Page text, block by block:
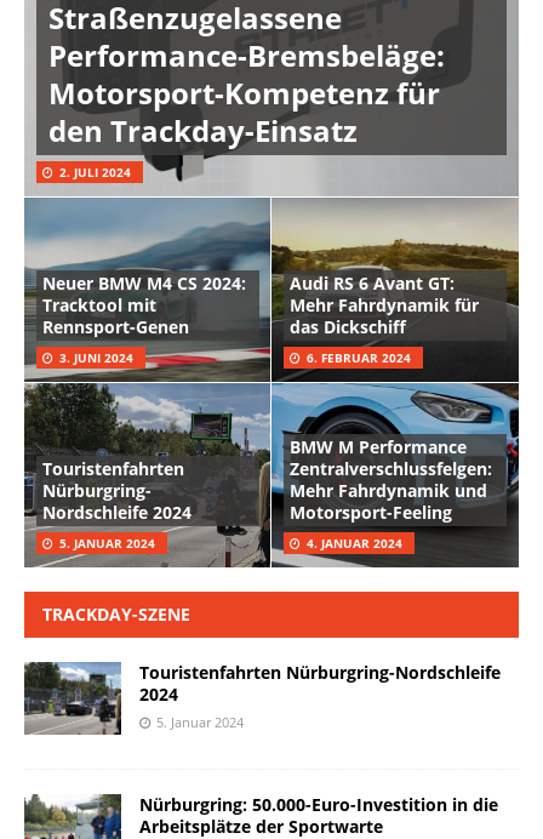
Straßenzugelassene
Performance-Bremsbeläge:
Motorsport-Kompetenz für
den Trackday-Einsatz
2. JULI 2024
Neuer BMW M4 CS 2024:
Tracktool mit
Rennsport-Genen
3. JUNI 2024
Audi RS 6 Avant GT:
Mehr Fahrdynamik für
das Dickschiff
6. FEBRUAR 2024
Touristenfahrten
Nürburgring-
Nordschleife 2024
5. JANUAR 2024
BMW M Performance
Zentralverschlussfelgen:
Mehr Fahrdynamik und
Motorsport-Feeling
4. JANUAR 2024
TRACKDAY-SZENE
Touristenfahrten Nürburgring-Nordschleife
2024
5. Januar 2024
Nürburgring: 50.000-Euro-Investition in die
Arbeitsplätze der Sportwarte